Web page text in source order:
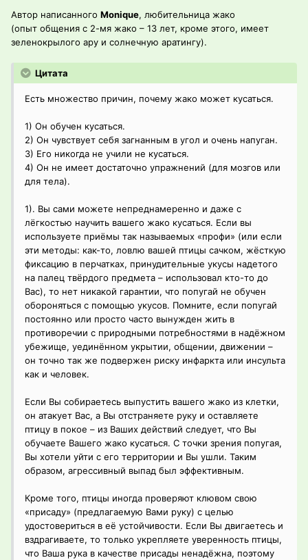
Автор написанного Monique, любительница жако
(опыт общения с 2-мя жако – 13 лет, кроме этого, имеет
зеленокрылого ару и солнечную аратингу).
Цитата
Есть множество причин, почему жако может кусаться.
1) Он обучен кусаться.
2) Он чувствует себя загнанным в угол и очень напуган.
3) Его никогда не учили не кусаться.
4) Он не имеет достаточно упражнений (для мозгов или
для тела).
1). Вы сами можете непреднамеренно и даже с
лёгкостью научить вашего жако кусаться. Если вы
используете приёмы так называемых «профи» (или если
эти методы: как-то, ловлю вашей птицы сачком, жёсткую
фиксацию в перчатках, принудительные укусы надетого
на палец твёрдого предмета – использовал кто-то до
Вас), то нет никакой гарантии, что попугай не обучен
обороняться с помощью укусов. Помните, если попугай
постоянно или просто часто вынужден жить в
противоречии с природными потребностями в надёжном
убежище, уединённом укрытии, общении, движении –
он точно так же подвержен риску инфаркта или инсульта
как и человек.
Если Вы собираетесь выпустить вашего жако из клетки,
он атакует Вас, а Вы отстраняете руку и оставляете
птицу в покое – из Ваших действий следует, что Вы
обучаете Вашего жако кусаться. С точки зрения попугая,
Вы хотели уйти с его территории и Вы ушли. Таким
образом, агрессивный выпад был эффективным.
Кроме того, птицы иногда проверяют клювом свою
«присаду» (предлагаемую Вами руку) с целью
удостовериться в её устойчивости. Если Вы двигаетесь и
вздрагиваете, то только укрепляете уверенность птицы,
что Ваша рука в качестве присады ненадёжна, поэтому